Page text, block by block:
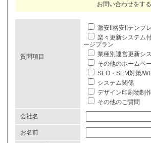
お問い合わせをする
質問項目
激安!!格安!!テンプ
楽々更新システム
ージプラン
業種別運営更新シ
その他のホームペ
SEO・SEM対策/
システム関係
デザイン印刷物制
その他のご質問
会社名
お名前